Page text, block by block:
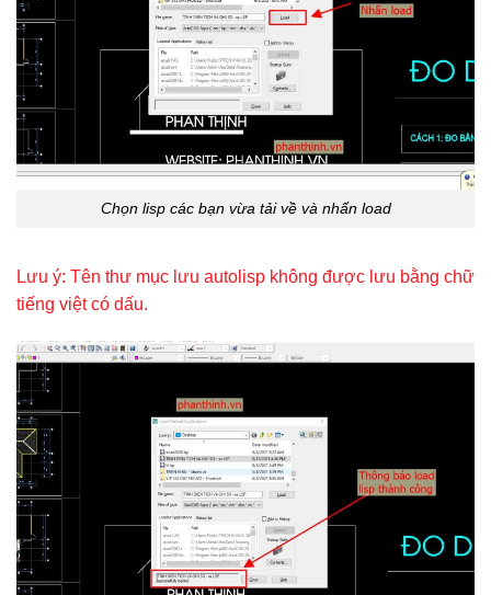
Chọn lisp các bạn vừa tải về và nhấn load
Lưu ý: Tên thư mục lưu autolisp không được lưu bằng chữ
tiếng việt có dấu.